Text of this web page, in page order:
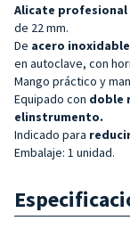
Alicate profesional
de 22 mm.
De acero inoxidable
en autoclave, con
Mango práctico y
Equipado con doble
elinstrumento.
Indicado para
Embalaje: 1 unidad.